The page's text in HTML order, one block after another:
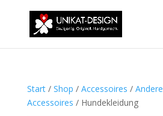
Start/ Shop / Accessoires / Andere
Accessoires / Hundekleidung